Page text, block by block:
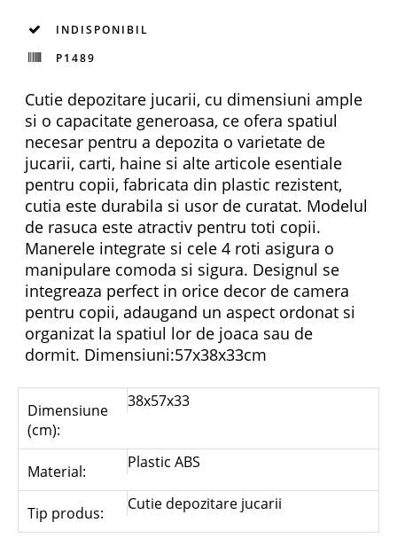
INDISPONIBIL
P1489
Cutie depozitare jucarii, cu dimensiuni ample
si o capacitate generoasa, ce ofera spatiul
necesar pentru a depozita o varietate de
jucarii, carti, haine si alte articole esentiale
pentru copii, fabricata din plastic rezistent,
cutia este durabila si usor de curatat. Modelul
de rasuca este atractiv pentru toti copii.
Manerele integrate si cele 4 roti asigura o
manipulare comoda si sigura. Designul se
integreaza perfect in orice decor de camera
pentru copii, adaugand un aspect ordonat si
organizat la spatiul lor de joaca sau de
dormit. Dimensiuni:57x38x33cm
Dimensiune
(cm):
38x57x33
Material: Plastic ABS
Tip produs: Cutie depozitare jucarii